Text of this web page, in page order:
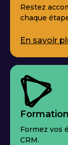
Restez
chaque
En savoir
Formez vos
CRM.